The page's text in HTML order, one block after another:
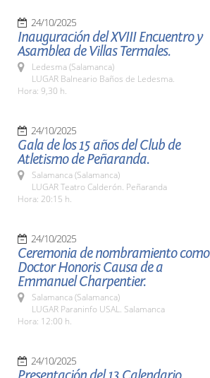
24/10/2025
Inauguración del XVIII Encuentro y
Asamblea de Villas Termales.
Ledesma (Salamanca)
LUGAR Balneario Baños de Ledesma.
Hora: 9,30 h.
24/10/2025
Gala de los 15 años del Club de
Atletismo de Peñaranda.
Salamanca (Salamanca)
LUGAR Teatro Calderón. Peñaranda
Hora: 20:15 h.
24/10/2025
Ceremonia de nombramiento como
Doctor Honoris Causa de a
Emmanuel Charpentier.
Salamanca (Salamanca)
LUGAR Paraninfo USAL. Salamanca
Hora: 12:00 h.
24/10/2025